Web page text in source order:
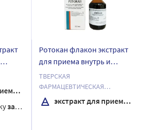
завтра
Ротокан флакон экстракт
для приема внутрь и
местного применения 50
мл
ТВЕРСКАЯ
ФАРМАЦЕВТИЧЕСКАЯ
ФАБРИКА ОАО
экстракт для приема внутрь и местного применения